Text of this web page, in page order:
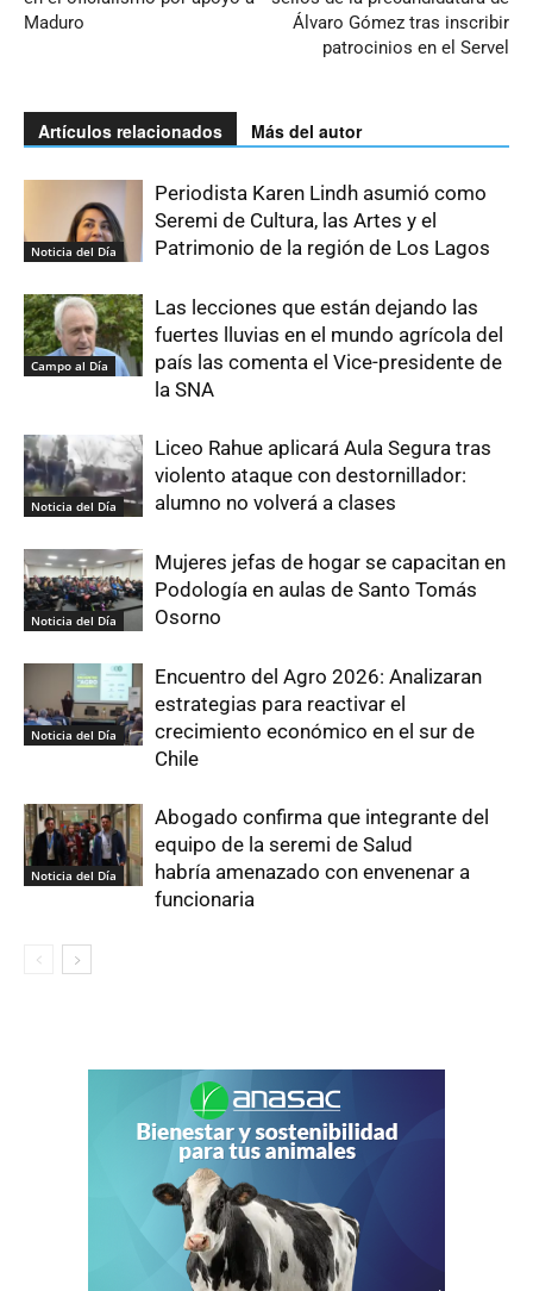
Maduro
Álvaro Gómez tras inscribir
patrocinios en el Servel
Artículos relacionados Más del autor
Noticia del Día
Periodista Karen Lindh asumió como
Seremi de Cultura, las Artes y el
Patrimonio de la región de Los Lagos
Campo al Día
Las lecciones que están dejando las
fuertes lluvias en el mundo agrícola del
país las comenta el Vice-presidente de
la SNA
Noticia del Día
Liceo Rahue aplicará Aula Segura tras
violento ataque con destornillador:
alumno no volverá a clases
Noticia del Día
Mujeres jefas de hogar se capacitan en
Podología en aulas de Santo Tomás
Osorno
Noticia del Día
Encuentro del Agro 2026: Analizaran
estrategias para reactivar el
crecimiento económico en el sur de
Chile
Noticia del Día
Abogado confirma que integrante del
equipo de la seremi de Salud
habría amenazado con envenenar a
funcionaria